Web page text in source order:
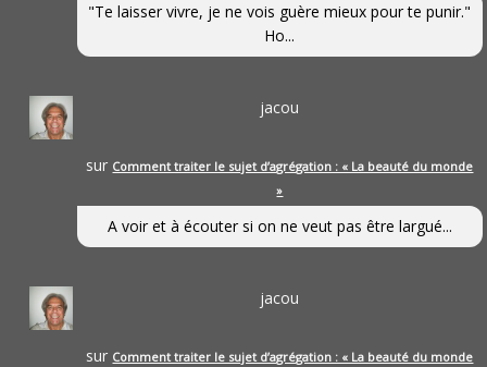
"Te laisser vivre, je ne vois guère mieux pour te punir."
Ho...
jacou
sur Comment traiter le sujet d’agrégation : « La beauté du monde
»
A voir et à écouter si on ne veut pas être largué...
jacou
sur Comment traiter le sujet d’agrégation : « La beauté du monde